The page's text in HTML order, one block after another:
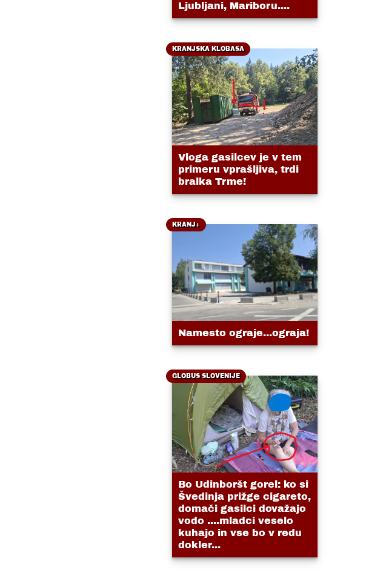
Ljubljani, Mariboru....
KRANJSKA KLOBASA
Vloga gasilcev je v tem
primeru vprašljiva, trdi
bralka Trme!
KRANJ+
Namesto ograje...ograja!
GLOBUS SLOVENIJE
Bo Udinboršt gorel: ko si
Švedinja prižge cigareto,
domači gasilci dovažajo
vodo ....mladci veselo
kuhajo in vse bo v redu
dokler...